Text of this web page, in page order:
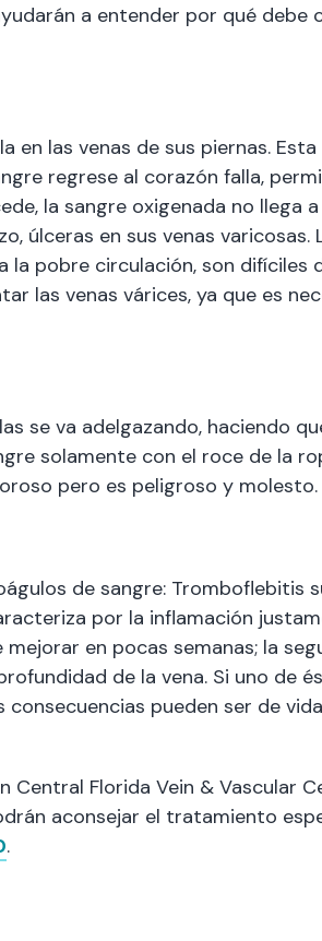
a entender por qué debe
en las venas de sus piernas. Esta
regrese al corazón falla,
la sangre oxigenada no llega a
úlceras en sus venas varicosas.
la pobre circulación, son difíciles
las venas várices, ya que es
se va adelgazando, haciendo
solamente con el roce de la
pero es peligroso y molesto.
de sangre: Tromboflebitis
por la inflamación
en pocas semanas; la
de la vena. Si uno de
pueden ser de
Central Florida Vein & Vascular
aconsejar el tratamiento
.